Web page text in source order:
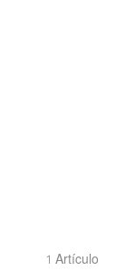
1 Artículo